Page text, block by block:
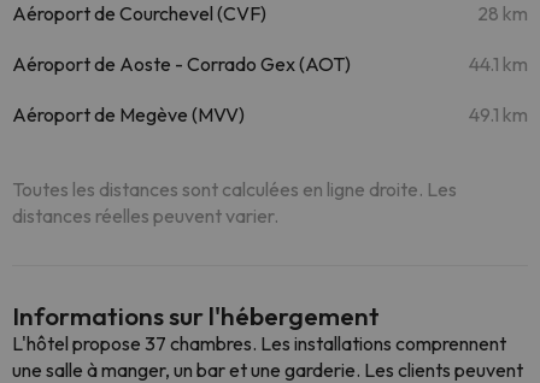
Aéroport de Courchevel (CVF) 28 km
Aéroport de Aoste - Corrado Gex (AOT) 44.1 km
Aéroport de Megève (MVV) 49.1 km
Toutes les distances sont calculées en ligne droite. Les
distances réelles peuvent varier.
Informations sur l'hébergement
L'hôtel propose 37 chambres. Les installations comprennent
une salle à manger, un bar et une garderie. Les clients peuvent